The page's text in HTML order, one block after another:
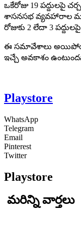
ఒకేరోజు 19 ప‌ద్దుల‌పై
శాస‌న‌స‌భ వ్య‌వ‌హారాల
రోజుకు 2 లేదా 3
ఈ స‌మావేశాలు
ఇచ్చే అవకాశం
Playstore
WhatsApp
Telegram
Email
Pinterest
Twitter
Playstore
మరిన్ని వార్తలు